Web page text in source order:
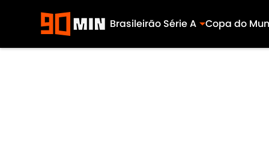
Brasileirão Série A Copa do